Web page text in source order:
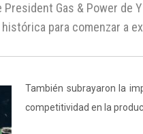
Gas & Power de
para comenzar a
También subrayaron la
competitividad en la